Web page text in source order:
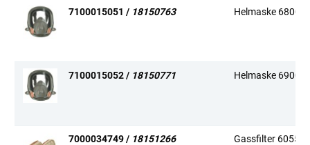
7100015051 / 18150763 Helmaske 6800S
7100015052 / 18150771 Helmaske 6900S
7000034749 / 18151266 Gassfilter 6055